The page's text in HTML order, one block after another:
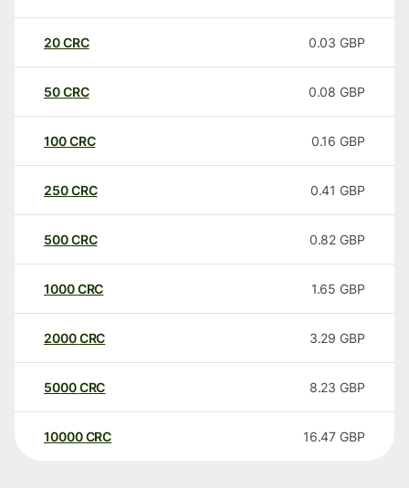
20CRC 0.03 GBP
50CRC 0.08 GBP
100CRC 0.16 GBP
250CRC 0.41 GBP
500CRC 0.82 GBP
1000CRC 1.65 GBP
2000CRC 3.29 GBP
5000CRC 8.23 GBP
10000 CRC 16.47 GBP